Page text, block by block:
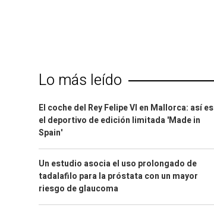
Lo más leído
El coche del Rey Felipe VI en Mallorca: así es
el deportivo de edición limitada 'Made in
Spain'
Un estudio asocia el uso prolongado de
tadalafilo para la próstata con un mayor
riesgo de glaucoma